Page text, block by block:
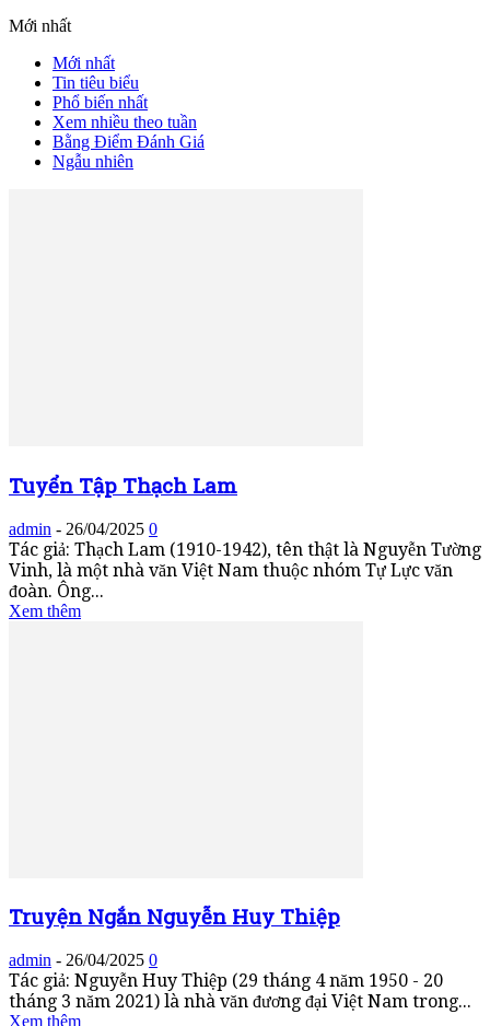
Mới nhất
Mới nhất
Tin tiêu biểu
Phổ biến nhất
Xem nhiều theo tuần
Bằng Điểm Đánh Giá
Ngẫu nhiên
Tuyển Tập Thạch Lam
admin - 26/04/2025 0
Tác giả: Thạch Lam (1910-1942), tên thật là Nguyễn Tường
Vinh, là một nhà văn Việt Nam thuộc nhóm Tự Lực văn
đoàn. Ông...
Xem thêm
Truyện Ngắn Nguyễn Huy Thiệp
admin - 26/04/2025 0
Tác giả: Nguyễn Huy Thiệp (29 tháng 4 năm 1950 - 20
tháng 3 năm 2021) là nhà văn đương đại Việt Nam trong...
Xem thêm